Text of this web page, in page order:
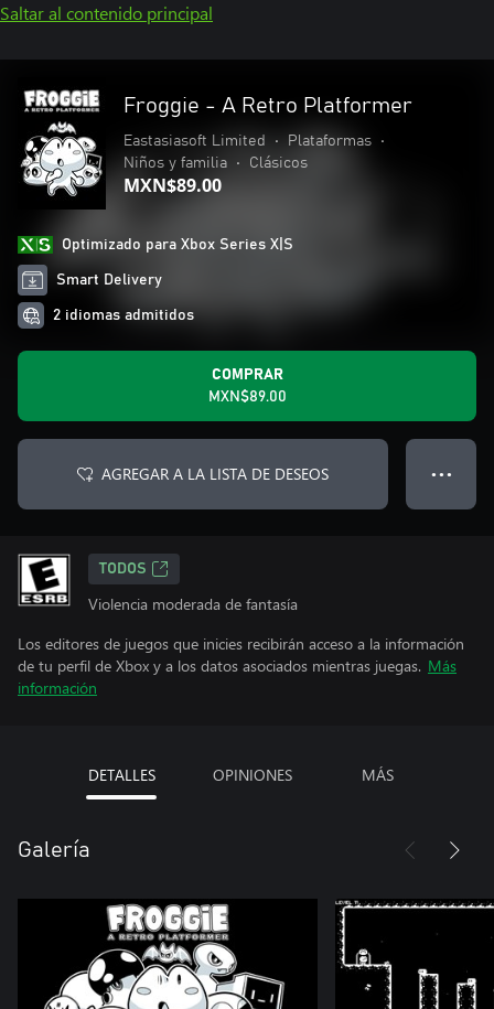
Saltar al contenido principal
Froggie - A Retro Platformer
Eastasiasoft Limited • Plataformas
•
Niños y familia
• Clásicos
MXN$89.00
Optimizado para Xbox Series X|S
Smart Delivery
2 idiomas admitidos
COMPRAR
MXN$89.00
AGREGAR A LA LISTA DE DESEOS ● ● ●
TODOS
Violencia moderada de fantasía
Los editores de juegos que inicies recibirán acceso a la información
de tu perfil de Xbox y a los datos asociados mientras juegas. Más
información
DETALLES OPINIONES MÁS
Galería